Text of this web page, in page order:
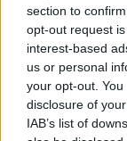
section to
opt-out request
interest-based
us or personal
your opt-out.
disclosure of
IAB’s list of
Opozorilo:
posameznik
sovraštva, nasilja
rasističnimi,
odstranjeni.